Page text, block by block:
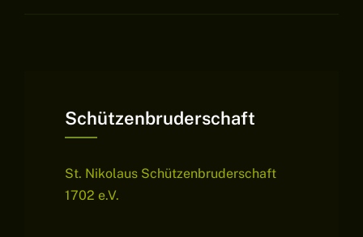
Schützenbruderschaft
St. Nikolaus Schützenbruderschaft
1702 e.V.